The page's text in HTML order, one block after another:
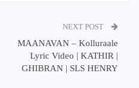
NEXT POST
MAANAVAN – Kolluraale
Lyric Video | KATHIR |
GHIBRAN | SLS HENRY